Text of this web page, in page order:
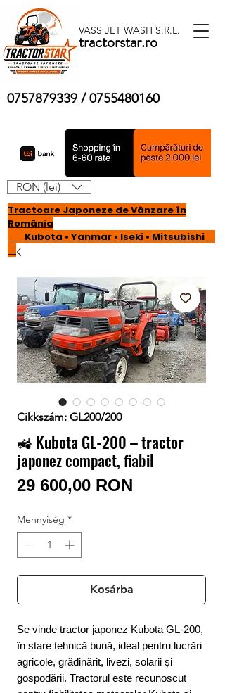
VASS JET WASH S.R.L.
tractorstar.ro
0757879339 /0755480160
Tractoare Japoneze de Vânzare în
România
Kubota • Yanmar • Iseki • Mitsubishi
Bejelentkezés / Regisztráció
RON (lei)
Cikkszám: GL200/200
🚜 Kubota GL-200 – tractor
japonez compact, fiabil
29 600,00 RON
Mennyiség *
Kosárba
Se vinde tractor japonez Kubota GL-200,
în stare tehnică bună, ideal pentru lucrări
agricole, grădinărit, livezi, solarii și
gospodării. Tractorul este recunoscut